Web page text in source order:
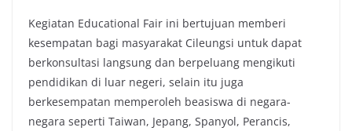
Kegiatan Educational Fair ini bertujuan memberi
kesempatan bagi masyarakat Cileungsi untuk dapat
berkonsultasi langsung dan berpeluang mengikuti
pendidikan di luar negeri, selain itu juga
berkesempatan memperoleh beasiswa di negara-
negara seperti Taiwan, Jepang, Spanyol, Perancis,